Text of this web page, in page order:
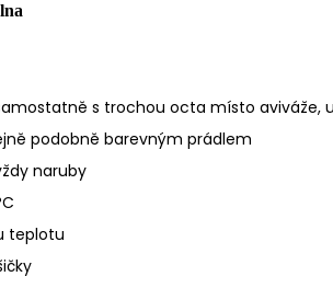
s trochou octa místo aviváže,
podobně barevným prádlem
naruby
teplotu